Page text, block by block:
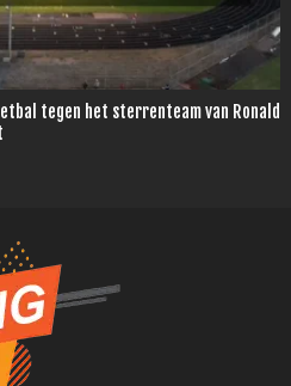
tegen het sterrenteam van Ronald